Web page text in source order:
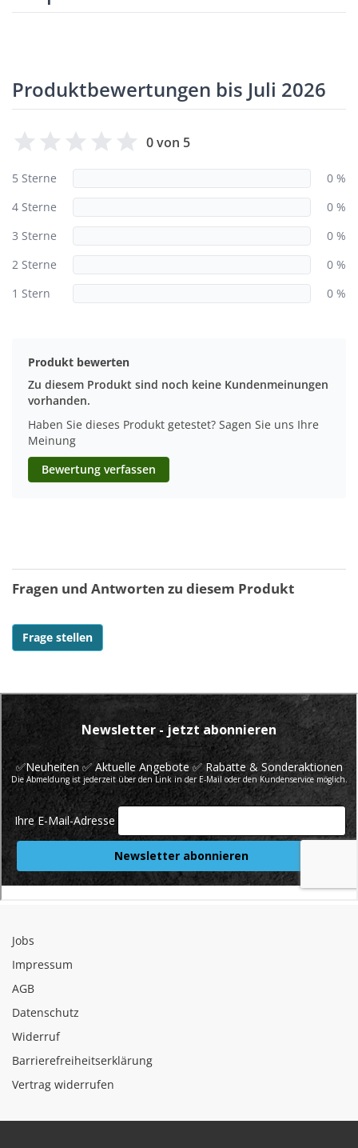
Produktbewertungen bis Juli 2026
0 von 5
5 Sterne
0 %
4 Sterne
0 %
3 Sterne
0 %
2 Sterne
0 %
1 Stern
0 %
Produkt bewerten
Zu diesem Produkt sind noch keine Kundenmeinungen
vorhanden.
Haben Sie dieses Produkt getestet? Sagen Sie uns Ihre
Meinung
Bewertung verfassen
Fragen und Antworten zu diesem Produkt
Frage stellen
Jobs
Impressum
AGB
Datenschutz
Widerruf
Barrierefreiheitserklärung
Vertrag widerrufen